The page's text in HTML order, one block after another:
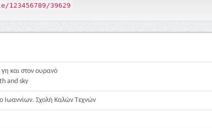
39629
και στον ουρανό
and sky
Ιωαννίων. Σχολή Καλών Τεχνών